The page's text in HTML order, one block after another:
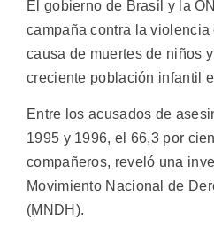
El gobierno de Brasil y la
campaña contra la violencia
causa de muertes de niños
creciente población infantil
Entre los acusados de
1995 y 1996, el 66,3 por
compañeros, reveló una
Movimiento Nacional de
(MNDH).